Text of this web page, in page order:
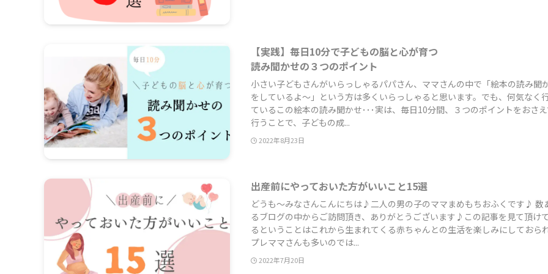
【実践】毎日10分で子どもの脳と心が育つ
読み聞かせの３つのポイント
小さい子どもさんがいらっしゃるパパさん、ママさんの中で「絵本の読み聞
をしているよ～」という方は多くいらっしゃると思います。でも、何気なく
ているこの絵本の読み聞かせ･･･実は、毎日10分間、３つのポイントをおさえ
行うことで、子どもの成...
2022年8月23日
出産前にやっておいた方がいいこと15選
どうも～みなさんこんにちは♪二人の男の子のママまめもちおふくです♪ 数
るブログの中からご訪問頂き、ありがとうございます♪この記事を見て頂け
るということはこれから生まれてくる赤ちゃんとの生活を楽しみにしておら
プレママさんも多いのでは...
2022年7月20日